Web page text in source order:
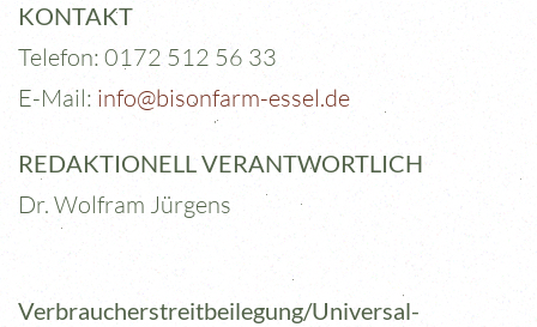
KONTAKT
Telefon: 0172 512 56 33
E-Mail: info@bisonfarm-essel.de
REDAKTIONELL VERANTWORTLICH
Dr. Wolfram Jürgens
Verbraucher­streit­beilegung/Universal­